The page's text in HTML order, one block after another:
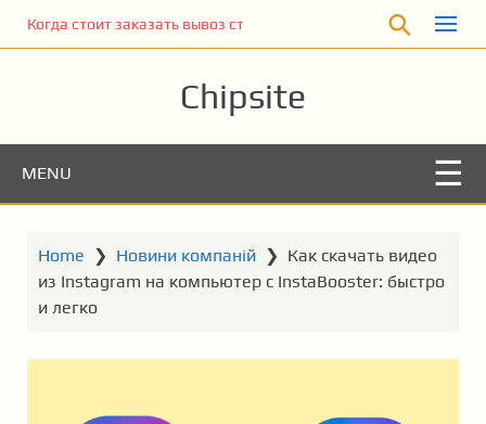
o
Когда стоит заказать вывоз строительного мусора
Chipsite
MENU
Home ❯ Новини компаній ❯ Как скачать видео
из Instagram на компьютер с InstaBooster: быстро
и легко